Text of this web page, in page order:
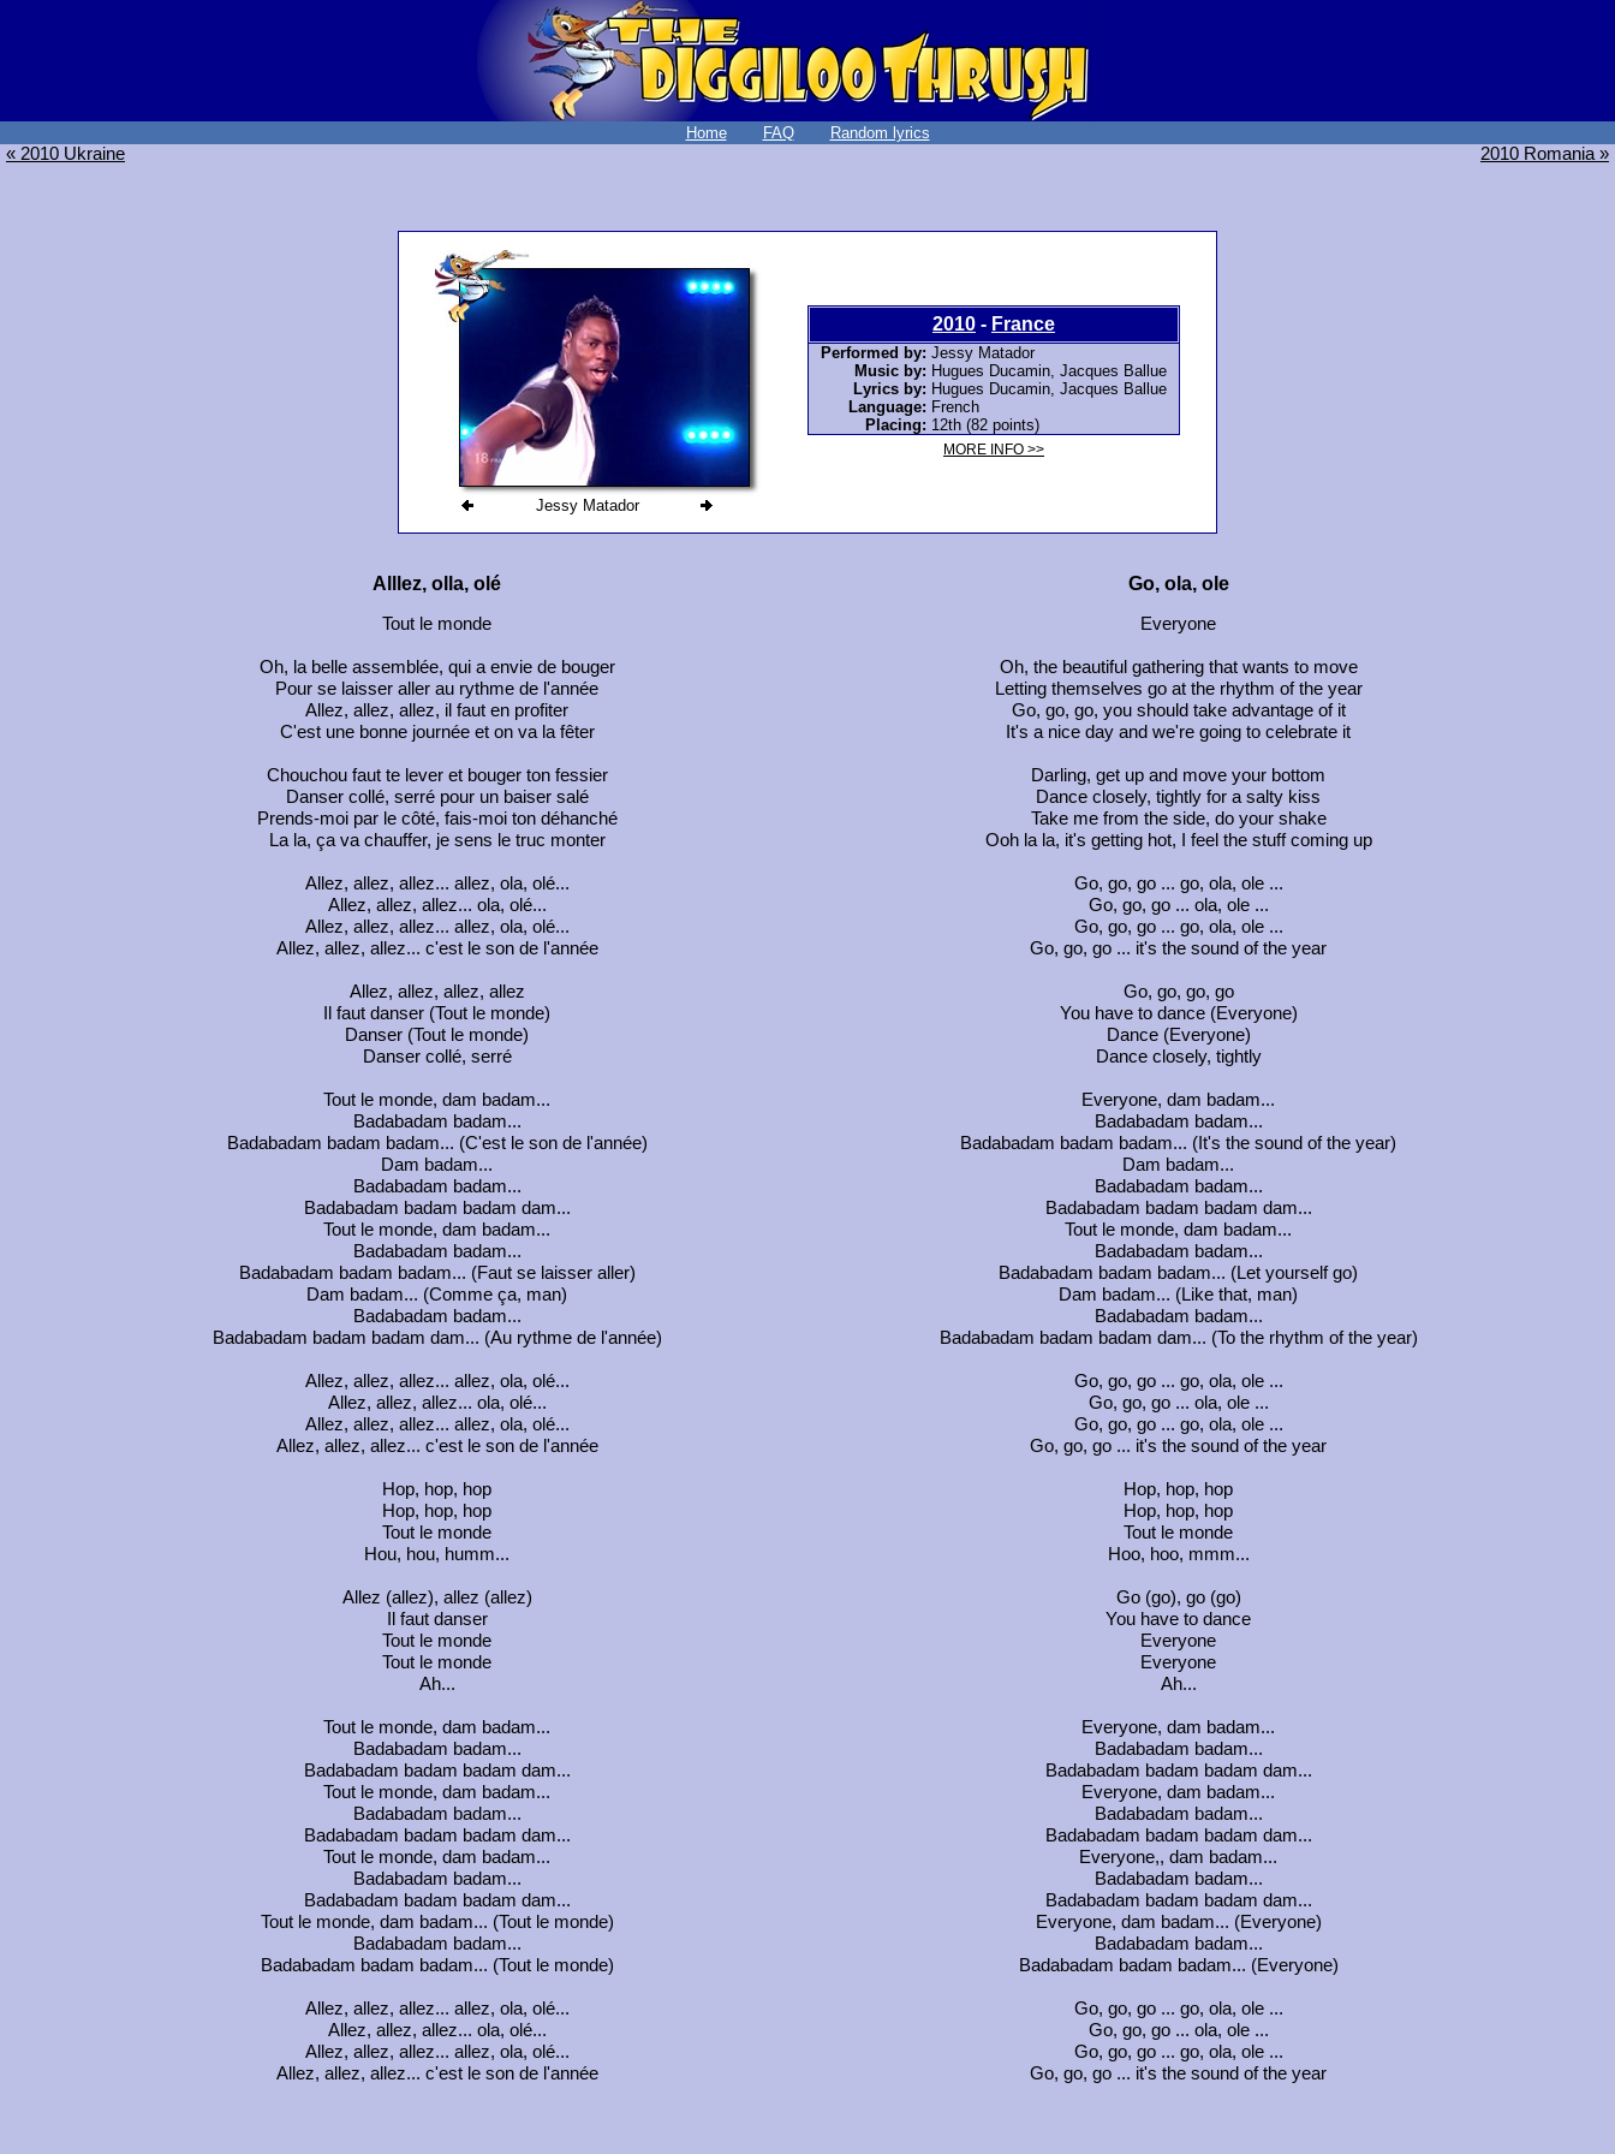
Home FAQ Random lyrics
« 2010 Ukraine 2010 Romania »
Jessy Matador
2010 - France
Performed by: Jessy Matador
Music by: Hugues Ducamin, Jacques Ballue
Lyrics by: Hugues Ducamin, Jacques Ballue
Language: French
Placing: 12th (82 points)
MORE INFO >>
Alllez, olla, olé Go, ola, ole
Tout le monde Everyone
Oh, la belle assemblée, qui a envie de bouger
Oh, the beautiful gathering that wants to move
Pour se laisser aller au rythme de l'année
Letting themselves go at the rhythm of the year
Allez, allez, allez, il faut en profiter
Go, go, go, you should take advantage of it
C'est une bonne journée et on va la fêter
It's a nice day and we're going to celebrate it
Chouchou faut te lever et bouger ton fessier
Darling, get up and move your bottom
Danser collé, serré pour un baiser salé
Dance closely, tightly for a salty kiss
Prends-moi par le côté, fais-moi ton déhanché
Take me from the side, do your shake
La la, ça va chauffer, je sens le truc monter
Ooh la la, it's getting hot, I feel the stuff coming up
Allez, allez, allez... allez, ola, olé...
Go, go, go ... go, ola, ole ...
Allez, allez, allez... ola, olé...
Go, go, go ... ola, ole ...
Allez, allez, allez... allez, ola, olé...
Go, go, go ... go, ola, ole ...
Allez, allez, allez... c'est le son de l'année
Go, go, go ... it's the sound of the year
Allez, allez, allez, allez
Go, go, go, go
Il faut danser (Tout le monde)
You have to dance (Everyone)
Danser (Tout le monde)
Dance (Everyone)
Danser collé, serré
Dance closely, tightly
Tout le monde, dam badam...
Everyone, dam badam...
Badabadam badam...
Badabadam badam...
Badabadam badam badam... (C'est le son de l'année)
Badabadam badam badam... (It's the sound of the year)
Dam badam...
Dam badam...
Badabadam badam...
Badabadam badam...
Badabadam badam badam dam...
Badabadam badam badam dam...
Tout le monde, dam badam...
Tout le monde, dam badam...
Badabadam badam...
Badabadam badam...
Badabadam badam badam... (Faut se laisser aller)
Badabadam badam badam... (Let yourself go)
Dam badam... (Comme ça, man)
Dam badam... (Like that, man)
Badabadam badam...
Badabadam badam...
Badabadam badam badam dam... (Au rythme de l'année)
Badabadam badam badam dam... (To the rhythm of the year)
Allez, allez, allez... allez, ola, olé...
Go, go, go ... go, ola, ole ...
Allez, allez, allez... ola, olé...
Go, go, go ... ola, ole ...
Allez, allez, allez... allez, ola, olé...
Go, go, go ... go, ola, ole ...
Allez, allez, allez... c'est le son de l'année
Go, go, go ... it's the sound of the year
Hop, hop, hop
Hop, hop, hop
Hop, hop, hop
Hop, hop, hop
Tout le monde
Tout le monde
Hou, hou, humm...
Hoo, hoo, mmm...
Allez (allez), allez (allez)
Go (go), go (go)
Il faut danser
You have to dance
Tout le monde
Everyone
Tout le monde
Everyone
Ah...
Ah...
Tout le monde, dam badam...
Everyone, dam badam...
Badabadam badam...
Badabadam badam...
Badabadam badam badam dam...
Badabadam badam badam dam...
Tout le monde, dam badam...
Everyone, dam badam...
Badabadam badam...
Badabadam badam...
Badabadam badam badam dam...
Badabadam badam badam dam...
Tout le monde, dam badam...
Everyone,, dam badam...
Badabadam badam...
Badabadam badam...
Badabadam badam badam dam...
Badabadam badam badam dam...
Tout le monde, dam badam... (Tout le monde)
Everyone, dam badam... (Everyone)
Badabadam badam...
Badabadam badam...
Badabadam badam badam... (Tout le monde)
Badabadam badam badam... (Everyone)
Allez, allez, allez... allez, ola, olé...
Go, go, go ... go, ola, ole ...
Allez, allez, allez... ola, olé...
Go, go, go ... ola, ole ...
Allez, allez, allez... allez, ola, olé...
Go, go, go ... go, ola, ole ...
Allez, allez, allez... c'est le son de l'année
Go, go, go ... it's the sound of the year